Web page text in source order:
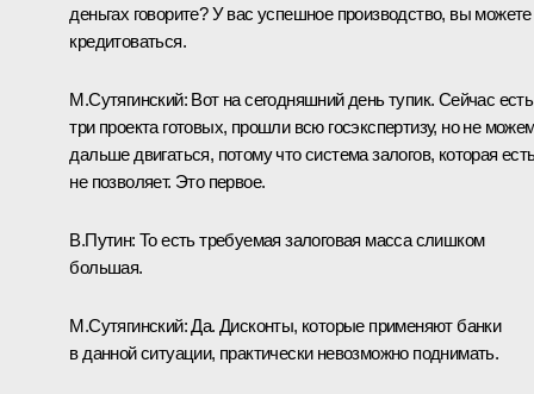
деньгах говорите? У вас успешное производство, вы можете
кредитоваться.
М.Сутягинский: Вот на сегодняшний день тупик. Сейчас есть
три проекта готовых, прошли всю госэкспертизу, но не
дальше двигаться, потому что система залогов, которая
не позволяет. Это первое.
В.Путин: То есть требуемая залоговая масса слишком
большая.
М.Сутягинский:Да. Дисконты, которые применяют банки
в данной ситуации, практически невозможно поднимать.